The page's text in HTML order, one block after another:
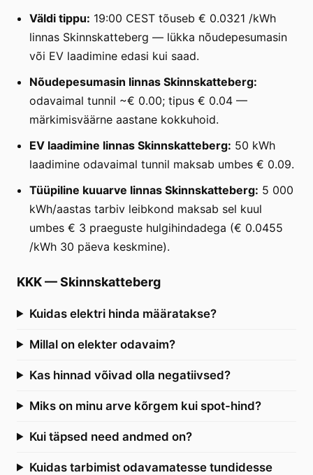
Väldi tippu: 19:00 CEST tõuseb € 0.0321 /kWh
linnas Skinnskatteberg — lükka nõudepesumasin
või EV laadimine edasi kui saad.
Nõudepesumasin linnas Skinnskatteberg:
odavaimal tunnil ~€ 0.00; tipus € 0.04 —
märkimisväärne aastane kokkuhoid.
EV laadimine linnas Skinnskatteberg: 50 kWh
laadimine odavaimal tunnil maksab umbes € 0.09.
Tüüpiline kuuarve linnas Skinnskatteberg: 5 000
kWh/aastas tarbiv leibkond maksab sel kuul
umbes € 3 praeguste hulgihindadega (€ 0.0455
/kWh 30 päeva keskmine).
KKK—Skinnskatteberg
Kuidas elektri hinda määratakse?
Millal on elekter odavaim?
Kas hinnad võivad olla negatiivsed?
Miks on minu arve kõrgem kui spot-hind?
Kui täpsed need andmed on?
Kuidas tarbimist odavamatesse tundidesse